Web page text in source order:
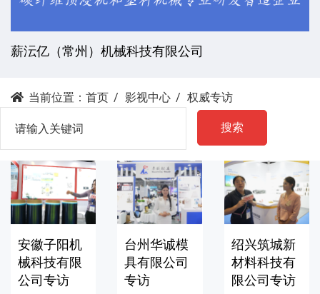
薪沄亿（常州）机械科技有限公司
当前位置： 首页 影视中心 权威专访
搜索
安徽子阳机
械科技有限
公司专访
台州华诚模
具有限公司
专访
绍兴筑城新
材料科技有
限公司专访